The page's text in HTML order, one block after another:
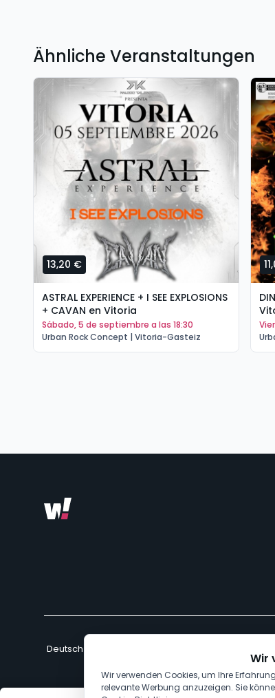
Ähnliche Veranstaltungen
13,20 €
ASTRAL EXPERIENCE + I SEE EXPLOSIONS
+ CAVAN en Vitoria
sábado, 5 de septiembre a las 18:30
Urban Rock Concept | Vitoria-Gasteiz
Wir
Wir verwenden Cookies, um Ihre
relevante Werbung anzuzeigen. Sie